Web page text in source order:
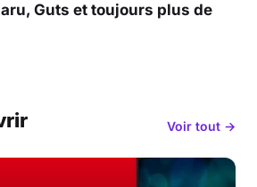
Guts et toujours plus de
Voir tout →